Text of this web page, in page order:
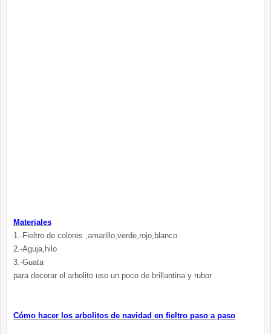
Materiales
1.-Fieltro de colores ,amarillo,verde,rojo,blanco
2.-Aguja,hilo
3.-Guata
para decorar el arbolito use un poco de brillantina y rubor .
Cómo hacer los arbolitos de navidad en fieltro paso a paso